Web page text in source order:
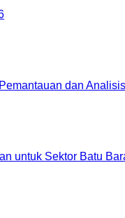
dan
untuk Sektor Batu